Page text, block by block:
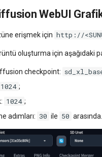
WebUI
erişmek için http://
oluşturma için aşağıdaki
checkpoint:
1024 ;
1024 ;
adımları: 30 ile 50 arasında.